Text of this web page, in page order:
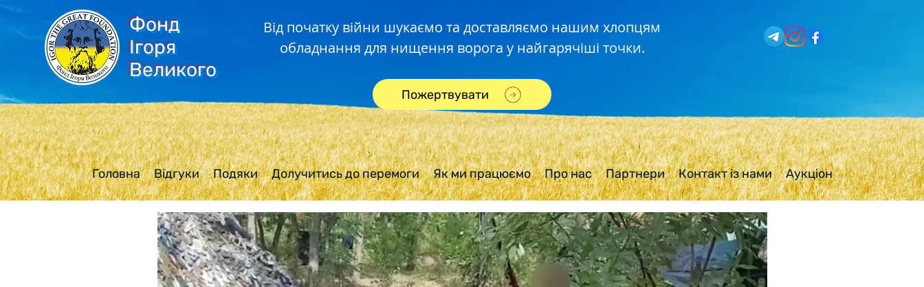
Фонд
Ігоря
Великого
Від початку війни шукаємо та доставляємо нашим хлопцям
обладнання для нищення ворога у найгарячіші точки.
Пожертвувати
Головна Відгуки Подяки Долучитись до перемоги Як ми працюємо Про нас Партнери Контакт із нами Аукціон